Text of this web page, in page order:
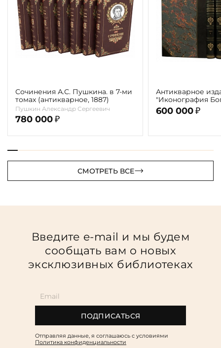
Сочинения А.С. Пушкина. в 7-ми
томах (антикварное, 1887)
Пушкин Александр Сергеевич
780 000 ₽
Антикварное
"Иконография
г. (в 2-х томах с
автора)
600 000 ₽
СМОТРЕТЬ ВСЕ
Введите e-mail и мы будем
сообщать вам о новых
эксклюзивных библиотеках
ПОДПИСАТЬСЯ
Отправляя данные, я соглашаюсь c условиями
Политика конфиденциальности